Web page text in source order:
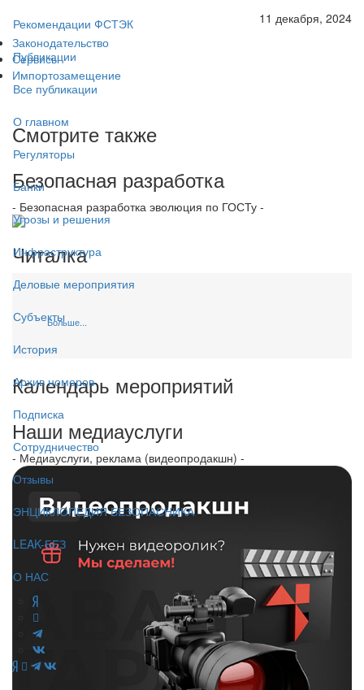
Рекомендации ФСТЭК
Публикации
Все публикации
О главном
Регуляторы
Банки
Угрозы и решения
Инфраструктура
Деловые мероприятия
Субъекты
История
Архив номеров
Подписка
Сотрудничество
Отзывы
ЭНЦИКЛОПЕДИЯ БЕЗОПАСНИКА
LEAK-БЕЗ
О НАС
11 декабря, 2024
Законодательство
Сервисы
Импортозамещение
Смотрите также
Безопасная разработка
- Безопасная разработка эволюция по ГОСТу -
Читалка
Больше...
Календарь мероприятий
Наши медиауслуги
- Медиауслуги, реклама (видеопродакшн) -